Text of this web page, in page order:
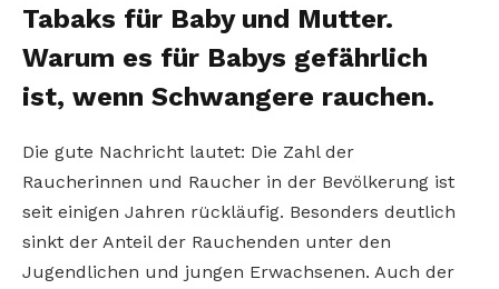
Tabaks für Baby und Mutter.
Warum es für Babys gefährlich
ist, wenn Schwangere rauchen.
Die gute Nachricht lautet: Die Zahl der
Raucherinnen und Raucher in der Bevölkerung ist
seit einigen Jahren rückläufig. Besonders deutlich
sinkt der Anteil der Rauchenden unter den
Jugendlichen und jungen Erwachsenen. Auch der